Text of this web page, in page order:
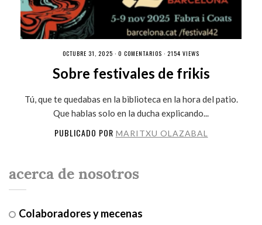
OCTUBRE 31, 2025 · 0 COMENTARIOS · 2154 VIEWS
Sobre festivales de frikis
Tú, que te quedabas en la biblioteca en la hora del patio.
Que hablas solo en la ducha explicando...
PUBLICADO POR MARITXU OLAZABAL
acerca de nosotros
Colaboradores y mecenas